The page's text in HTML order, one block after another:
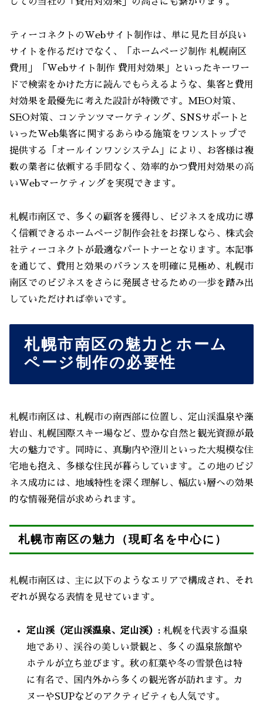
ティーコネクトのWebサイト制作は、単に見た目が良い
サイトを作るだけでなく、「ホームページ制作 札幌南区
費用」「Webサイト制作 費用対効果」といったキーワー
ドで検索をかけた方に読んでもらえるような、集客と費用
対効果を最優先に考えた設計が特徴です。MEO対策、
SEO対策、コンテンツマーケティング、SNSサポートと
いったWeb集客に関するあらゆる施策をワンストップで
提供する「オールインワンシステム」により、お客様は複
数の業者に依頼する手間なく、効率的かつ費用対効果の高
いWebマーケティングを実現できます。
札幌市南区で、多くの顧客を獲得し、ビジネスを成功に導
く信頼できるホームページ制作会社をお探しなら、株式会
社ティーコネクトが最適なパートナーとなります。本記事
を通じて、費用と効果のバランスを明確に見極め、札幌市
南区でのビジネスをさらに発展させるための一歩を踏み出
していただければ幸いです。
札幌市南区の魅力とホーム
ページ制作の必要性
札幌市南区は、札幌市の南西部に位置し、定山渓温泉や藻
岩山、札幌国際スキー場など、豊かな自然と観光資源が最
大の魅力です。同時に、真駒内や澄川といった大規模な住
宅地も抱え、多様な住民が暮らしています。この地のビジ
ネス成功には、地域特性を深く理解し、幅広い層への効果
的な情報発信が求められます。
札幌市南区の魅力（現町名を中心に）
札幌市南区は、主に以下のようなエリアで構成され、それ
ぞれが異なる表情を見せています。
定山渓（定山渓温泉、定山渓）: 札幌を代表する温泉
地であり、渓谷の美しい景観と、多くの温泉旅館や
ホテルが立ち並びます。秋の紅葉や冬の雪景色は特
に有名で、国内外から多くの観光客が訪れます。カ
ヌーやSUPなどのアクティビティも人気です。